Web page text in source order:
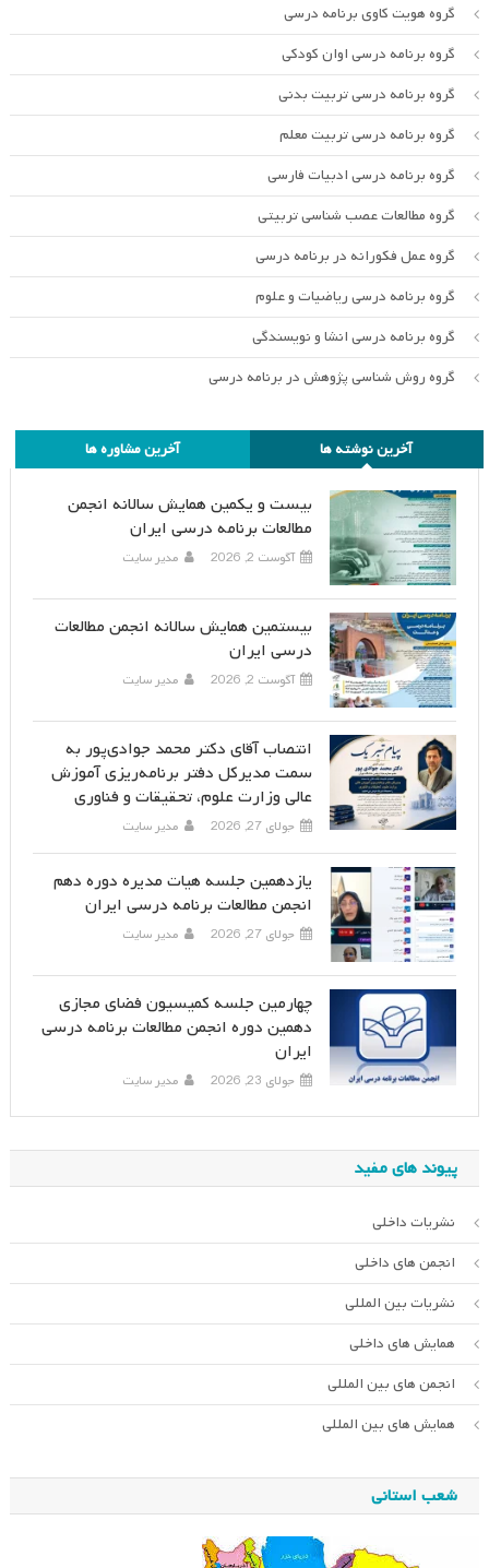
گروه هویت کاوی برنامه درسی
گروه برنامه درسی اوان کودکی
گروه برنامه درسی تربیت بدنی
گروه برنامه درسی تربیت معلم
گروه برنامه درسی ادبیات فارسی
گروه مطالعات عصب شناسی تربیتی
گروه عمل فکورانه در برنامه درسی
گروه برنامه درسی ریاضیات و علوم
گروه برنامه درسی انشا و نویسندگی
گروه روش شناسی پژوهش در برنامه درسی
آخرین نوشته ها آخرین مشاوره ها
بیست و یکمین همایش سالانه انجمن
مطالعات برنامه درسی ایران
آگوست 2, 2026 مدیر سایت
بیستمین همایش سالانه انجمن مطالعات
درسی ایران
آگوست 2, 2026 مدیر سایت
انتصاب آقای دکتر محمد جوادی‌پور به
سمت مدیرکل دفتر برنامه‌ریزی آموزش
عالی وزارت علوم، تحقیقات و فناوری
جولای 27, 2026 مدیر سایت
یازدهمین جلسه هیات مدیره دوره دهم
انجمن مطالعات برنامه درسی ایران
جولای 27, 2026 مدیر سایت
چهارمین جلسه کمیسیون فضای مجازی
دهمین دوره انجمن مطالعات برنامه درسی
ایران
جولای 23, 2026 مدیر سایت
پیوند های مفید
نشریات داخلی
انجمن های داخلی
نشریات بین المللی
همایش های داخلی
انجمن های بین المللی
همایش های بین المللی
شعب استانی